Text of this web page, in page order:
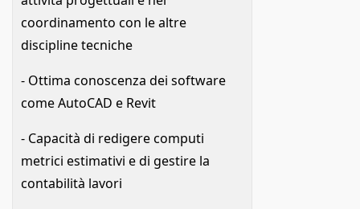
coordinamento con le altre
discipline tecniche
- Ottima conoscenza dei software
come AutoCAD e Revit
- Capacità di redigere computi
metrici estimativi e di gestire la
contabilità lavori